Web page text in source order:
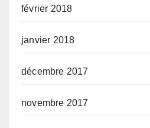
février 2018
janvier 2018
décembre 2017
novembre 2017